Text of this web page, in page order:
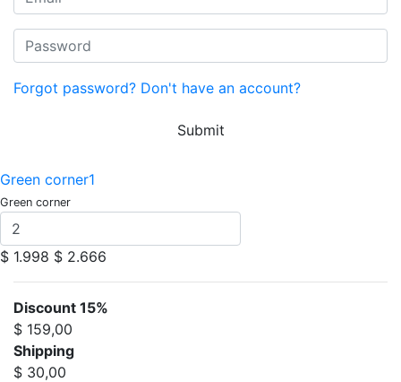
Forgot password? Don't have an account?
Submit
Green corner1
Green corner
$ 1.998 $ 2.666
Discount 15%
$ 159,00
Shipping
$ 30,00